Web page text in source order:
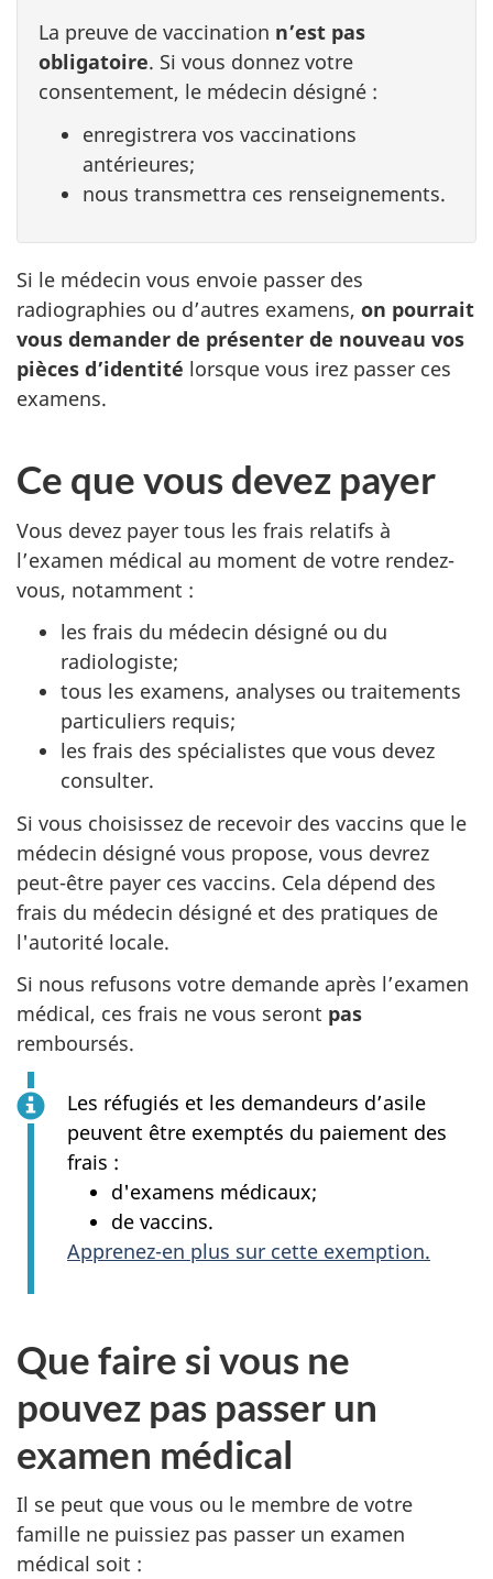
La preuve de vaccination n’est pas
obligatoire. Si vous donnez votre
consentement, le médecin désigné :
enregistrera vos vaccinations
antérieures;
nous transmettra ces renseignements.
Si le médecin vous envoie passer des
radiographies ou d’autres examens, on pourrait
vous demander de présenter de nouveau vos
pièces d’identité lorsque vous irez passer ces
examens.
Ce que vous devez payer
Vous devez payer tous les frais relatifs à
l’examen médical au moment de votre rendez-
vous, notamment :
les frais du médecin désigné ou du
radiologiste;
tous les examens, analyses ou traitements
particuliers requis;
les frais des spécialistes que vous devez
consulter.
Si vous choisissez de recevoir des vaccins que le
médecin désigné vous propose, vous devrez
peut-être payer ces vaccins. Cela dépend des
frais du médecin désigné et des pratiques de
l'autorité locale.
Si nous refusons votre demande après l’examen
médical, ces frais ne vous seront pas
remboursés.
Les réfugiés et les demandeurs d’asile
peuvent être exemptés du paiement des
frais :
d'examens médicaux;
de vaccins.
Apprenez-en plus sur cette exemption.
Que faire si vous ne
pouvez pas passer un
examen médical
Il se peut que vous ou le membre de votre
famille ne puissiez pas passer un examen
médical soit :